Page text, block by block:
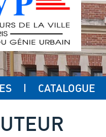
CATALOGUE